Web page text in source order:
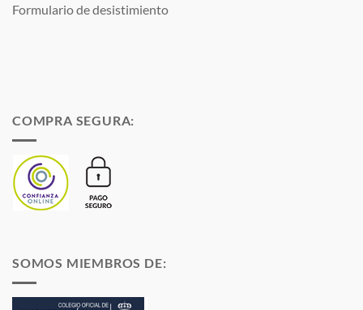
Formulario de desistimiento
COMPRA SEGURA:
SOMOS MIEMBROS DE: